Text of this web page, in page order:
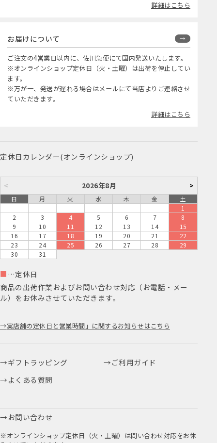
詳細はこちら
お届けについて
ご注文の4営業日以内に、佐川急便にて国内発送いたします。
※オンラインショップ定休日（火・土曜）は出荷を停止してい
ます。
※万が一、発送が遅れる場合はメールにて当店よりご連絡させ
ていただきます。
詳細はこちら
定休日カレンダー(オンラインショップ)
< 2026年8月 >
日 月 火 水 木 金
土
1
2
3 4 5 6 7
8
9
10 11 12 13 14
15
16
17 18 19 20 21
22
23
24 25 26 27 28
29
30
31
■ …定休日
商品の出荷作業およびお問い合わせ対応（お電話・メー
ル）をお休みさせていただきます。
実店舗の定休日と営業時間」に関するお知らせはこちら
ギフトラッピング
ご利用ガイド
よくある質問
お問い合わせ
※オンラインショップ定休日（火・土曜）は問い合わせ対応をお休